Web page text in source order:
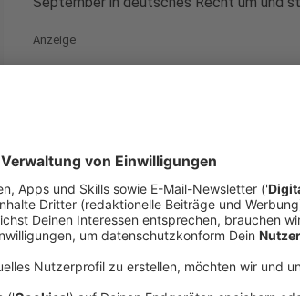
Anzeige
Nach dem Grundsatzurteil des
Beschäftigten auf bestehende
wenn kein Urlaubsantrag gestellt wird.
noch Jahre später beansprucht werden.
Ende des Kalenderjahres, in dem der